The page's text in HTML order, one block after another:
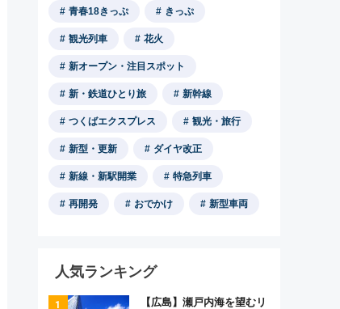
青春18きっぷ きっぷ
観光列車 花火
新オープン・注目スポット
新・鉄道ひとり旅 新幹線
つくばエクスプレス 観光・旅行
新型・更新 ダイヤ改正
新線・新駅開業 特急列車
再開発 おでかけ 新型車両
人気ランキング
【広島】瀬戸内海を望むリ